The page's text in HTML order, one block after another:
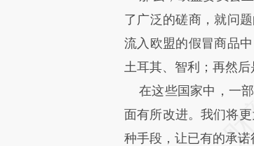
了广泛的磋商，就问
流入欧盟的假冒商品
土耳其、智利；再然后
在这些国家中，一部
面有所改进。我们将
种手段，让已有的承诺